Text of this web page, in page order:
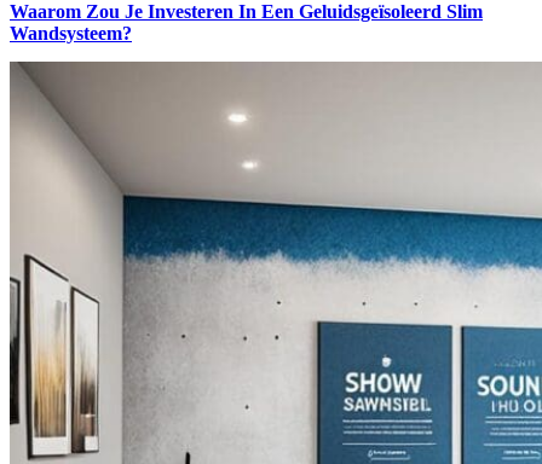
Waarom Zou Je Investeren In Een Geluidsgeïsoleerd Slim
Wandsysteem?